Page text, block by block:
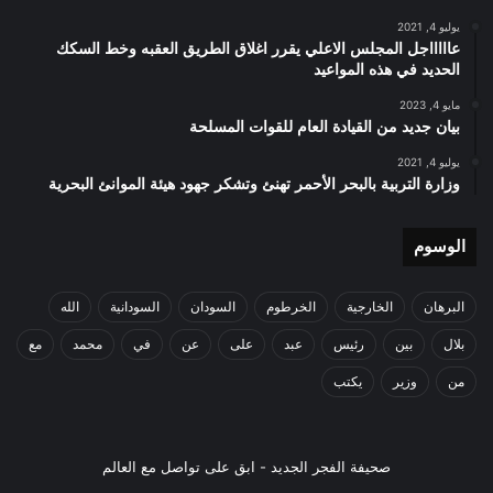
يوليو 4, 2021
عاااااجل المجلس الاعلي يقرر اغلاق الطريق العقبه وخط السكك
الحديد في هذه المواعيد
مايو 4, 2023
بيان جديد من القيادة العام للقوات المسلحة
يوليو 4, 2021
وزارة التربية بالبحر الأحمر تهنئ وتشكر جهود هيئة الموانئ البحرية
الوسوم
البرهان الخارجية الخرطوم السودان السودانية الله
بلال بين رئيس عبد على عن في محمد مع
من وزير يكتب
صحيفة الفجر الجديد - ابق على تواصل مع العالم